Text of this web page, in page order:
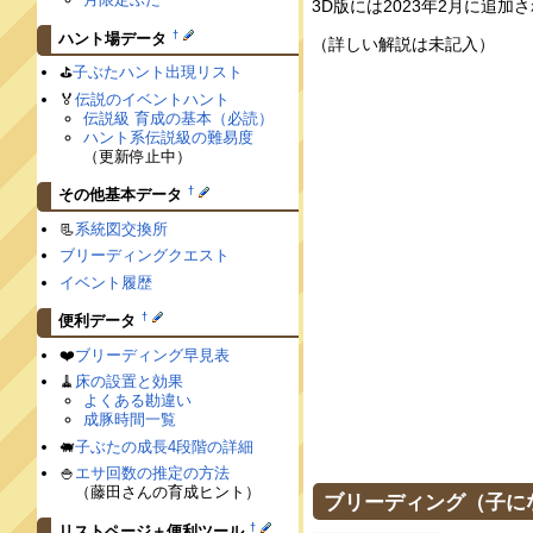
3D版には2023年2月に追加さ
（詳しい解説は未記入）
ブリーディング（子に
ハント場データ †
⛳️子ぶたハント出現リスト
🏅伝説のイベントハント
伝説級 育成の基本（必読）
ハント系伝説級の難易度
（更新停止中）
その他基本データ †
📃系統図交換所
ブリーディングクエスト
イベント履歴
便利データ †
❤️ブリーディング早見表
🧹 床の設置と効果
よくある勘違い
成豚時間一覧
🐖子ぶたの成長4段階の詳細
🍚 エサ回数の推定の方法
（藤田さんの育成ヒント）
†